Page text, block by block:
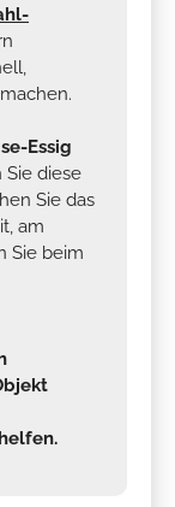
Essig
Sie diese
Sie das
am
Sie beim